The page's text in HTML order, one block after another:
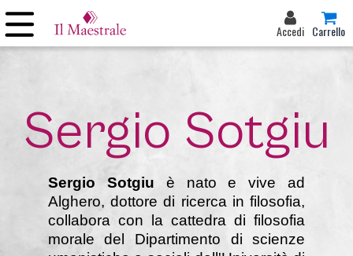
Accedi Carrello
Sergio Sotgiu
Sergio Sotgiu è nato e vive ad
Alghero, dottore di ricerca in filosofia,
collabora con la cattedra di filosofia
morale del Dipartimento di scienze